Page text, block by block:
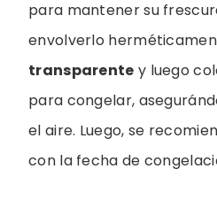
para mantener su
envolverlo
transparente y luego
para congelar,
el aire. Luego, se
con la fecha de